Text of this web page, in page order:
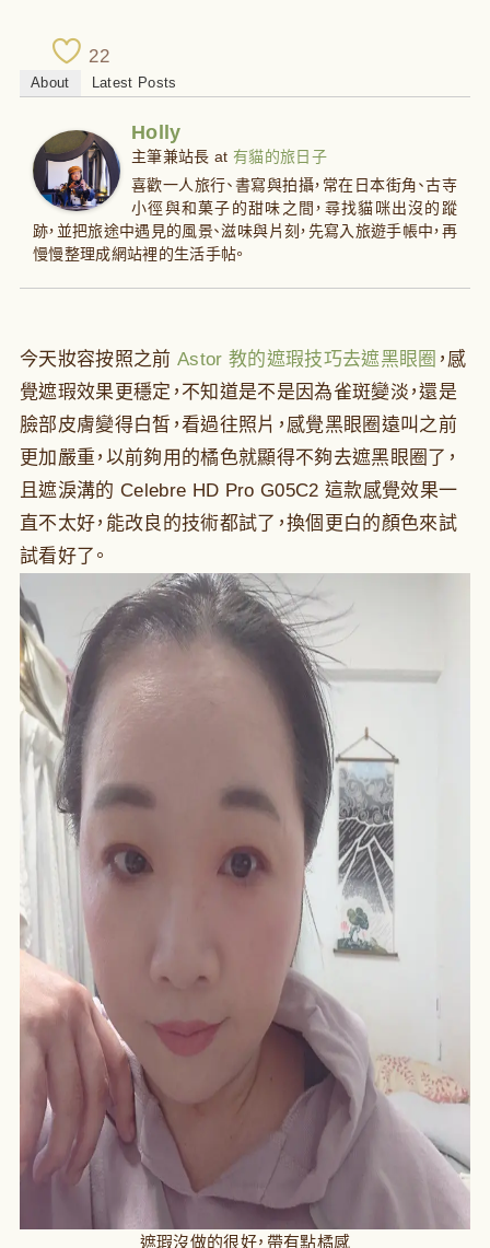
22
About Latest Posts
Holly
主筆兼站長 at 有貓的旅日子
喜歡一人旅行、書寫與拍攝，常在日本街角、古寺
小徑與和菓子的甜味之間，尋找貓咪出沒的蹤
跡，並把旅途中遇見的風景、滋味與片刻，先寫入旅遊手帳中，再
慢慢整理成網站裡的生活手帖。
今天妝容按照之前 Astor 教的遮瑕技巧去遮黑眼圈 ，感
覺遮瑕效果更穩定，不知道是不是因為雀斑變淡，還是
臉部皮膚變得白皙，看過往照片，感覺黑眼圈遠叫之前
更加嚴重，以前夠用的橘色就顯得不夠去遮黑眼圈了，
且遮淚溝的 Celebre HD Pro G05C2 這款感覺效果一
直不太好，能改良的技術都試了，換個更白的顏色來試
試看好了。
遮瑕沒做的很好，帶有點橘感